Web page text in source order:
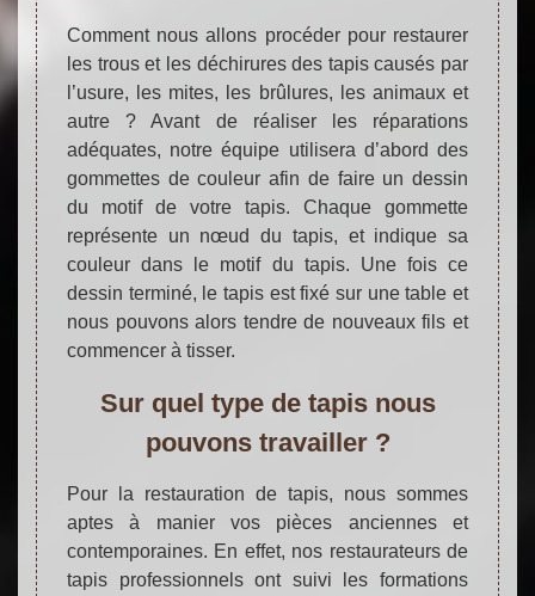
Comment nous allons procéder pour restaurer
les trous et les déchirures des tapis causés par
l’usure, les mites, les brûlures, les animaux et
autre ? Avant de réaliser les réparations
adéquates, notre équipe utilisera d’abord des
gommettes de couleur afin de faire un dessin
du motif de votre tapis. Chaque gommette
représente un nœud du tapis, et indique sa
couleur dans le motif du tapis. Une fois ce
dessin terminé, le tapis est fixé sur une table et
nous pouvons alors tendre de nouveaux fils et
commencer à tisser.
Sur quel type de tapis nous
pouvons travailler ?
Pour la restauration de tapis, nous sommes
aptes à manier vos pièces anciennes et
contemporaines. En effet, nos restaurateurs de
tapis professionnels ont suivi les formations